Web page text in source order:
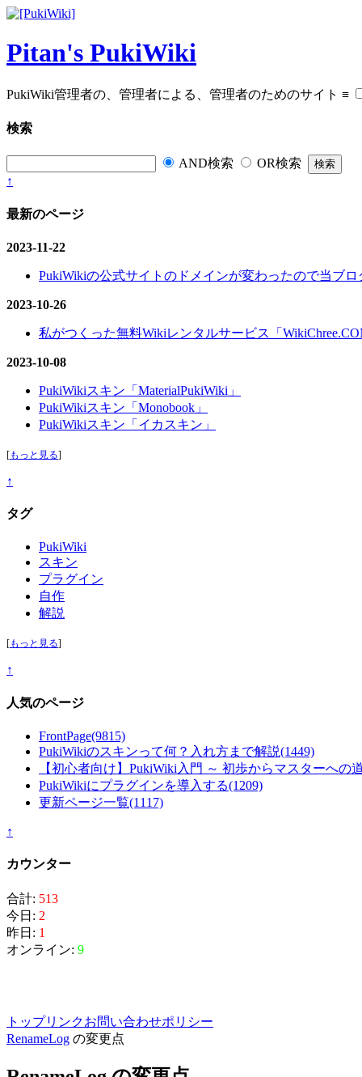
Pitan's PukiWiki
PukiWiki管理者の、管理者による、管理者のためのサイト ≡
検索
AND検索
OR検索
↑
最新のページ
2023-11-22
PukiWikiの公式サイトのドメインが変わったので当ブ
2023-10-26
私がつくった無料Wikiレンタルサービス「
2023-10-08
PukiWikiスキン「MaterialPukiWiki」
PukiWikiスキン「Monobook」
PukiWikiスキン「イカスキン」
[もっと見る]
↑
タグ
PukiWiki
スキン
プラグイン
自作
解説
[もっと見る]
↑
人気のページ
FrontPage(9815)
PukiWikiのスキンって何？入れ方まで解説(1449)
【初心者向け】PukiWiki入門 ～ 初歩からマスターへの
PukiWikiにプラグインを導入する(1209)
更新ページ一覧(1117)
↑
カウンター
合計: 513
今日: 2
昨日: 1
オンライン: 9
トップリンクお問い合わせポリシー
RenameLog の変更点